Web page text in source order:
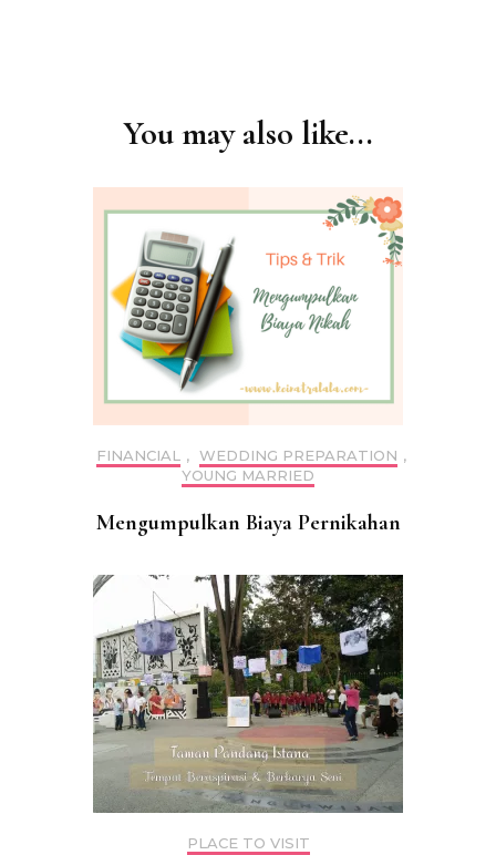
You may also like...
FINANCIAL , WEDDING PREPARATION ,
YOUNG MARRIED
Mengumpulkan Biaya Pernikahan
PLACE TO VISIT